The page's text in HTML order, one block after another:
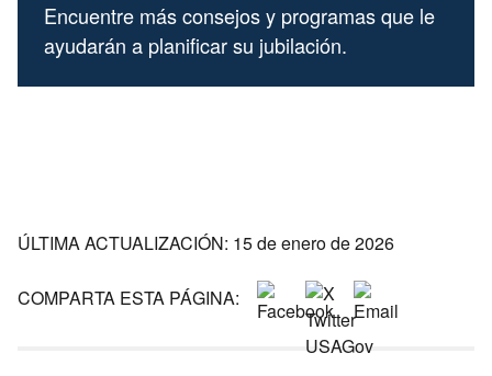
Encuentre más consejos y programas que le
ayudarán a planificar su jubilación.
ÚLTIMA ACTUALIZACIÓN: 15 de enero de 2026
COMPARTA ESTA PÁGINA: